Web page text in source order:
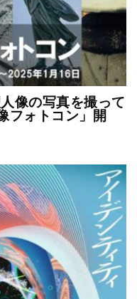
像の写真を撮って
フォトコン」開